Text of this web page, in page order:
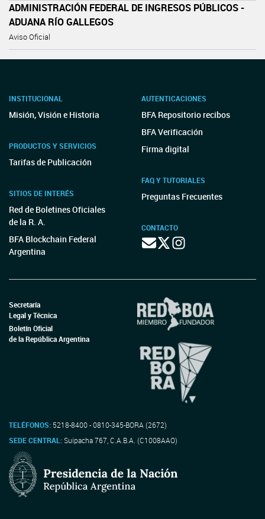
ADMINISTRACIÓN FEDERAL DE INGRESOS PÚBLICOS -
ADUANA RÍO GALLEGOS
Aviso Oficial
INSTITUCIONAL
Misión, Visión e Historia
PRODUCTOS Y SERVICIOS
Tarifas de Publicación
SITIOS DE INTERÉS
Red de Boletines Oficiales
de la R. A.
BFA Blockchain Federal
Argentina
AUTENTICACIONES
BFA Repositorio recibos
BFA Verificación
Firma digital
FAQ Y TUTORIALES
Preguntas Frecuentes
CONTACTO
Secretaría
Legal y Técnica
Boletín Oficial
de la República Argentina
TELÉFONOS: 5218-8400 - 0810-345-BORA (2672)
SEDE CENTRAL:Suipacha 767, C.A.B.A. (C1008AAO)